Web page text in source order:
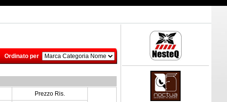
Ordinato per
Prezzo Ris.